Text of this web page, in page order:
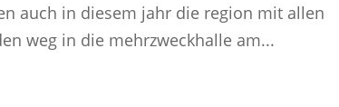
auch in diesem jahr die region mit allen
weg in die mehrzweckhalle am...